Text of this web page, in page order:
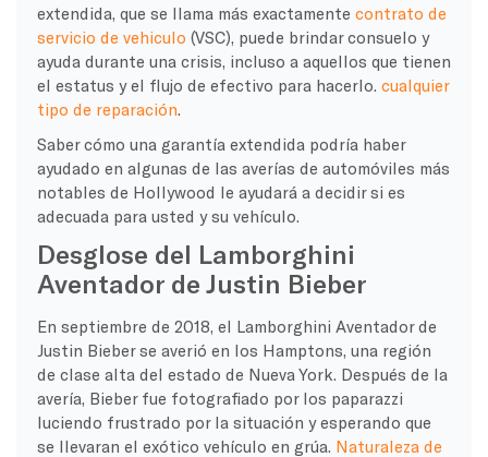
extendida, que se llama más exactamente contrato de
servicio de vehiculo (VSC), puede brindar consuelo y
ayuda durante una crisis, incluso a aquellos que tienen
el estatus y el flujo de efectivo para hacerlo. cualquier
tipo de reparación
Saber cómo una garantía extendida podría haber
ayudado en algunas de las averías de automóviles más
notables de Hollywood le ayudará a decidir si es
adecuada para usted y su vehículo.
Desglose del Lamborghini
Aventador de Justin Bieber
En septiembre de 2018, el Lamborghini Aventador de
Justin Bieber se averió en los Hamptons, una región
de clase alta del estado de Nueva York. Después de la
avería, Bieber fue fotografiado por los paparazzi
luciendo frustrado por la situación y esperando que
se llevaran el exótico vehículo en grúa. Naturaleza de